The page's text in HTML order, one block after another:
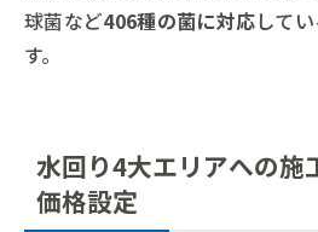
球菌など406種の菌に対応して
す。
水回り4大エリアへの施
価格設定